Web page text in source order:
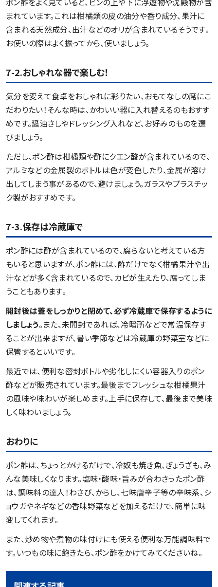
まれています。これは柑橘類の皮の油分や香り成分、果汁に
含まれる天然成分、出汁などのオリが含まれているそうです。
お使いの際はよく振ってから、使いましょう。
7-2.おしゃれな器で楽しむ！
気分を変えて食卓をおしゃれに彩りたい、おもてなしの席にこ
だわりたい！そんな時は、かわいい器に入れ替えるのもおすす
めです。醤油さしやドレッシング入れなど、お好みのものを選
びましょう。
ただし、ポン酢は柑橘類や酢にクエン酸が含まれているので、
アルミなどの金属製のボトルは色が変色したり、金属が溶け
出してしまう事があるので、避けましょう。ガラスやプラスチッ
ク製がおすすめです。
7-3.保存は冷蔵庫で
ポン酢には酢が含まれているので、腐らないと考えている方
もいると思いますが、ポン酢には、酢だけでなく柑橘果汁や出
汁などが多く含まれているので、カビが生えたり、腐ってしま
うこともあります。
開封後は蓋をしっかりと閉めて、必ず冷蔵庫で保存するように
しましょう。また、未開封であれば、冷暗所などで常温保存す
ることが出来ますが、暑い季節などは冷蔵庫の野菜室などに
保管するといいです。
最近では、便利な密封ボトルや劣化しにくい容器入りのポン
酢などが販売されています。最後までフレッシュな柑橘果汁
の風味や味わいが楽しめます。上手に保存して、最後まで美味
しく味わいましょう。
おわりに
ポン酢は、ちょっとかけるだけで、冷奴も焼き魚、ぎょうざも、み
んな美味しくなります。塩味・酸味・旨みが合わさったポン酢
は、調味料の達人！わさび、からし、七味唐辛子等の辛味系、シ
ョウガやネギなどの香味野菜などを加えるだけで、簡単に味
変してくれます。
また、炒め物や煮物の味付けにも使える便利な万能調味料で
す。いつもの味に飽きたら、ポン酢をかけてみてくださいね。